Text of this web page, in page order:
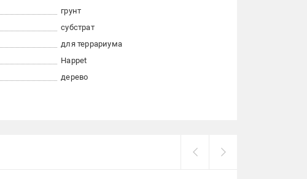
грунт
субстрат
для террариума
Happet
дерево